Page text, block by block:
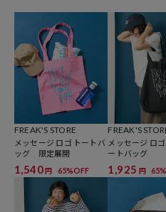
※「参考価格」とは、Daytona
行予約・先行割引は含まれません
ブランド説明
【FREAK'S STORE／フリークススト
「アメリカの豊かさとワクワク・
想いからスタート。
1986年の創業以来、洋服を中心に
が本当に良いと思うものをセレクト
リークとして、豊かなライフスタ
セレクトショップ。
FREAK'S STORE
メッセージ ロゴ トートバ
ッグ 限定展開
1,540 円 65%OFF
FREAK'S
メッセージ ロ
ートバッグ
1,925 円